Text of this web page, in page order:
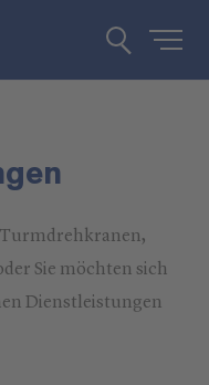
Turmdrehkranen,
Sie möchten sich
Dienstleistungen